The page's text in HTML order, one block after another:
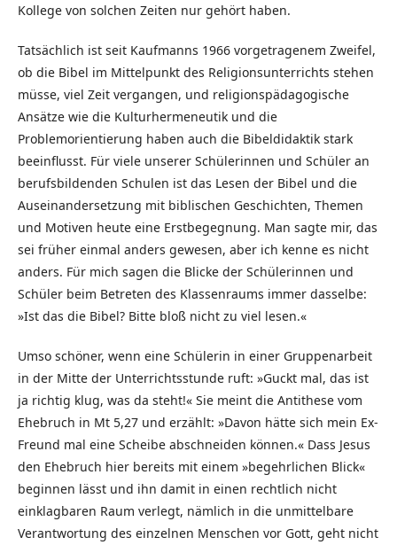
Kollege von solchen Zeiten nur gehört haben.
Tatsächlich ist seit Kaufmanns 1966 vorgetragenem Zweifel,
ob die Bibel im Mittelpunkt des Religionsunterrichts stehen
müsse, viel Zeit vergangen, und religionspädagogische
Ansätze wie die Kulturhermeneutik und die
Problemorientierung haben auch die Bibeldidaktik stark
beeinflusst. Für viele unserer Schülerinnen und Schüler an
berufsbildenden Schulen ist das Lesen der Bibel und die
Auseinandersetzung mit biblischen Geschichten, Themen
und Motiven heute eine Erstbegegnung. Man sagte mir, das
sei früher einmal anders gewesen, aber ich kenne es nicht
anders. Für mich sagen die Blicke der Schülerinnen und
Schüler beim Betreten des Klassenraums immer dasselbe:
»Ist das die Bibel? Bitte bloß nicht zu viel lesen.«
Umso schöner, wenn eine Schülerin in einer Gruppenarbeit
in der Mitte der Unterrichtsstunde ruft: »Guckt mal, das ist
ja richtig klug, was da steht!« Sie meint die Antithese vom
Ehebruch in Mt 5,27 und er­zählt: »Davon hätte sich mein Ex-
Freund mal eine Scheibe abschneiden können.« Dass Jesus
den Ehebruch hier bereits mit einem »begehrlichen Blick«
beginnen lässt und ihn damit in einen rechtlich nicht
einklagbaren Raum verlegt, nämlich in die unmittelbare
Verantwortung des einzelnen Menschen vor Gott, geht nicht